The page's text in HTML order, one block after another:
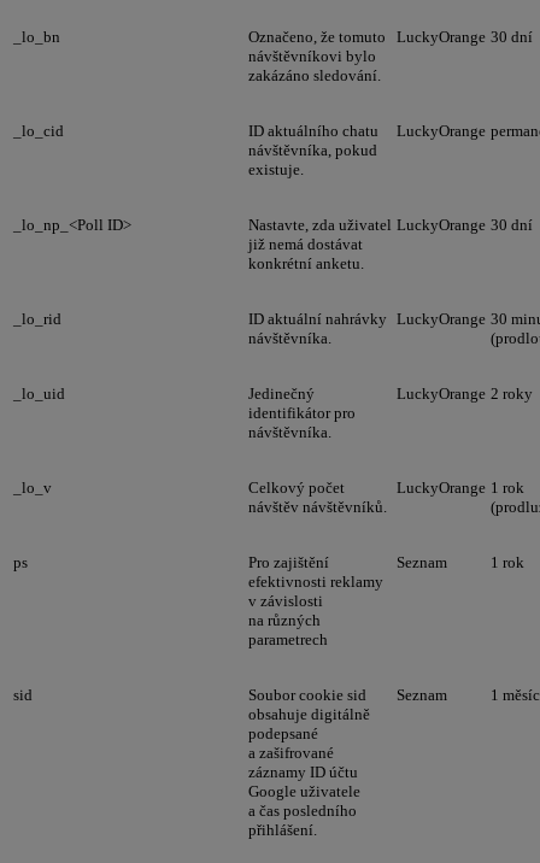
_lo_bn
Označeno, že tomuto
návštěvníkovi bylo
zakázáno sledování.
LuckyOrange 30 dní
_lo_cid
ID aktuálního chatu
návštěvníka, pokud
existuje.
LuckyOrange
_lo_np_<Poll ID>
Nastavte, zda uživatel
již nemá dostávat
konkrétní anketu.
LuckyOrange 30 dní
_lo_rid
ID aktuální nahrávky
návštěvníka.
LuckyOrange 30
_lo_uid
Jedinečný
identifikátor pro
návštěvníka.
LuckyOrange 2 roky
_lo_v
Celkový počet
návštěv návštěvníků.
LuckyOrange 1 rok
ps
Pro zajištění
efektivnosti reklamy
v závislosti
na různých
parametrech
Seznam 1 rok
sid
Soubor cookie sid
obsahuje digitálně
podepsané
a zašifrované
záznamy ID účtu
Google uživatele
a čas posledního
přihlášení.
Seznam 1 měsíc